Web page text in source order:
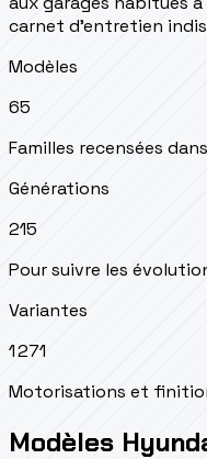
carnet d'entretien
Modèles
65
Familles recensées
Générations
215
Pour suivre les
Variantes
1 271
Motorisations et
Modèles